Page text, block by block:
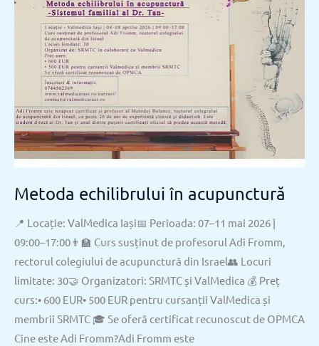
Metoda echilibrului în acupunctură
📍 Locație: ValMedica Iași📅 Perioada: 07–11 mai 2026 |
09:00–17:00👨‍🏫 Curs susținut de profesorul Adi Fromm,
rectorul colegiului de acupunctură din Israel👥 Locuri
limitate: 30🤝 Organizatori: SRMTC și ValMedica 💰 Preț
curs:• 600 EUR• 500 EUR pentru cursanții ValMedica și
membrii SRMTC 🎓 Se oferă certificat recunoscut de OPMCA
Cine este Adi Fromm?Adi Fromm este
acupunctură